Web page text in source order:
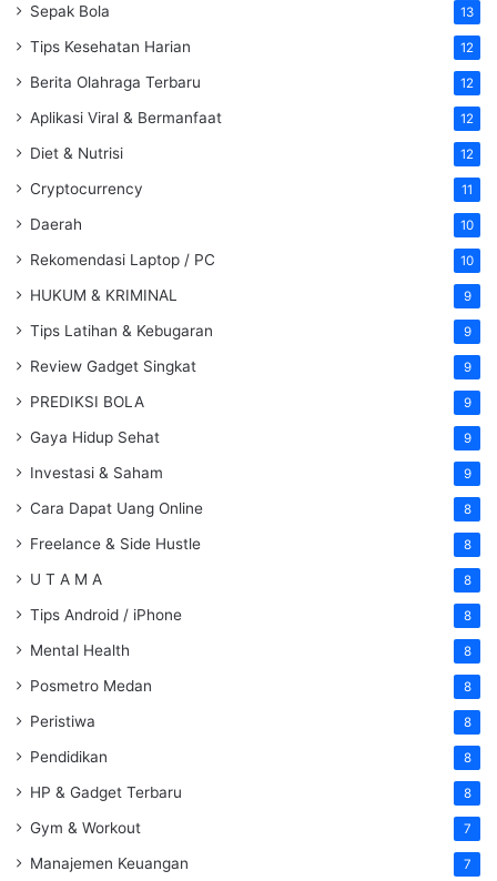
Sepak Bola 13
Tips Kesehatan Harian 12
Berita Olahraga Terbaru 12
Aplikasi Viral & Bermanfaat 12
Diet & Nutrisi 12
Cryptocurrency 11
Daerah 10
Rekomendasi Laptop / PC 10
HUKUM & KRIMINAL 9
Tips Latihan & Kebugaran 9
Review Gadget Singkat 9
PREDIKSI BOLA 9
Gaya Hidup Sehat 9
Investasi & Saham 9
Cara Dapat Uang Online 8
Freelance & Side Hustle 8
U T A M A 8
Tips Android / iPhone 8
Mental Health 8
Posmetro Medan 8
Peristiwa 8
Pendidikan 8
HP & Gadget Terbaru 8
Gym & Workout 7
Manajemen Keuangan 7